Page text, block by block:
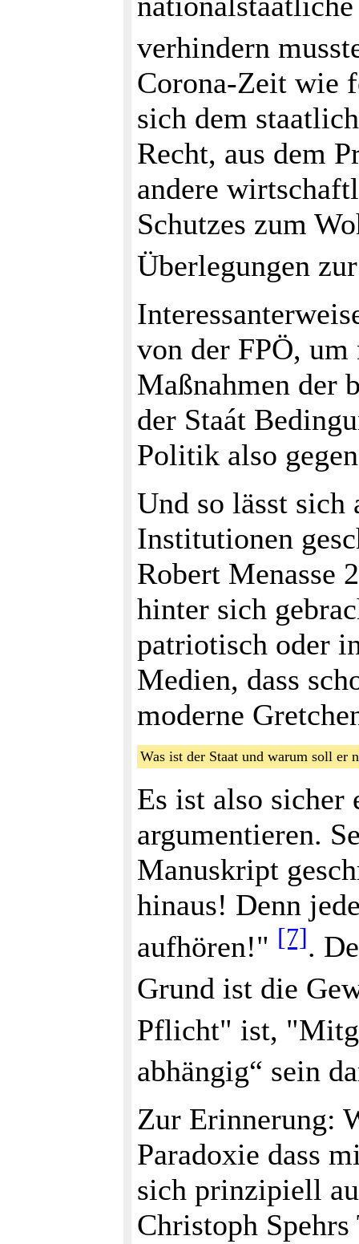
verhindern
Corona-Zeit wie
sich dem
Recht, aus dem
andere
Schutzes zum
Überlegungen
von der FPÖ, um
Maßnahmen der
der Staát
Politik also
Und so lässt
Institutionen
Robert Menasse
hinter sich
patriotisch oder
Medien, dass
moderne
Was ist der Staat und warum soll
Es ist also sicher
argumentieren.
Manuskript
hinaus! Denn
aufhören!" [7].
Grund ist die
Pflicht" ist,
abhängig“ sein
Zur Erinnerung:
Paradoxie dass
sich prinzipiell
Christoph